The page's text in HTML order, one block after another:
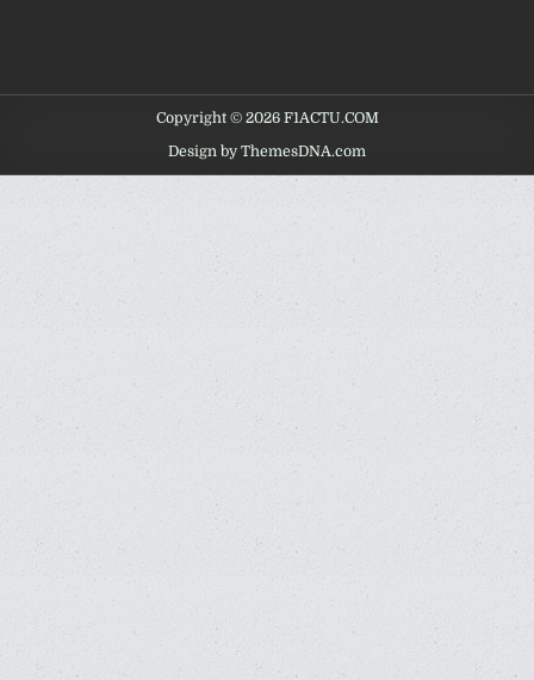
Copyright © 2026 F1ACTU.COM
Design by ThemesDNA.com